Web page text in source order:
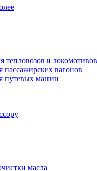
тепловозов и локомотивов
пассажирских вагонов
путевых машин
масла